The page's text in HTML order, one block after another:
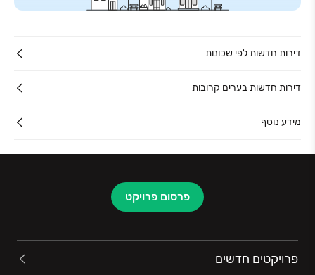
דירות חדשות לפי שכונות
דירות חדשות בערים קרובות
מידע נוסף
פרסום פרויקט
פרויקטים חדשים